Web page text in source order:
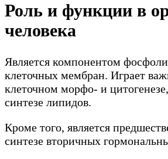
Роль и функции в
человека
Является компонентом
клеточных мембран. Играет
клеточном морфо- и
синтезе липидов.
Кроме того, является
синтезе вторичных